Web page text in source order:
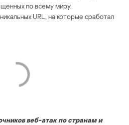
по всему миру.
URL, на которые сработал
веб-атак по странам и